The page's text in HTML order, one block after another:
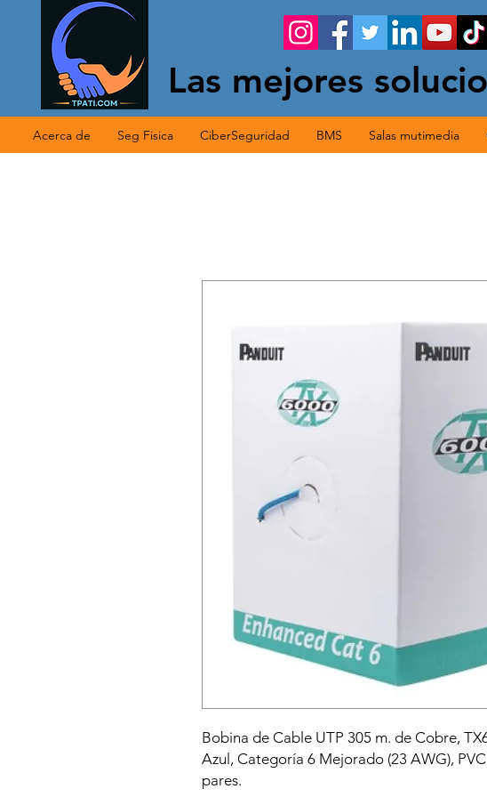
Las mejores
Acerca de Seg Fisica CiberSeguridad BMS Salas mutimedia
Bobina de Cable UTP 305 m. de Cobre,
Azul, Categoría 6 Mejorado (23 AWG), PVC
pares.